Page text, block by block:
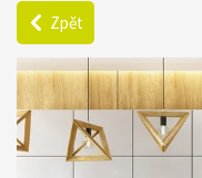
Zpět